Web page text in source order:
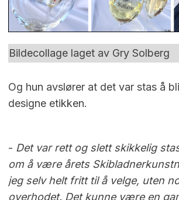
Bildecollage laget av Gry Solberg
Og hun avslører at det var stas å
designe etikken.
- Det var rett og slett skikkelig
om å være årets
jeg selv helt fritt til å velge, uten
overhodet. Det kunne være en